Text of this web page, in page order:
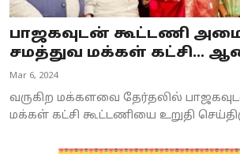
பாஜகவுடன் கூட்டணி
சமத்துவ மக்கள் கட்சி...
Mar 6, 2024
வருகிற மக்களவை தேர்தலில்
மக்கள் கட்சி கூட்டணியை உறுதி